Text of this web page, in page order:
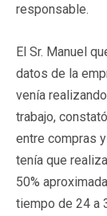
responsable.
El Sr. Manuel
datos de la
venía
trabajo,
entre compras
tenía que
50%
tiempo de 24 a